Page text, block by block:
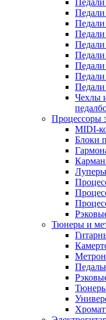
Педали
Педали
Педали
Педали
Педали
Педали
Чехлы
Процессоры
MIDI-
Блоки
Луперы
Тюнеры и